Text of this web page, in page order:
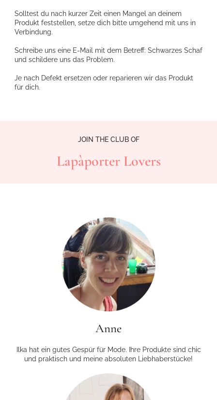
Solltest du nach kurzer Zeit einen Mangel an deinem
Produkt feststellen, setze dich bitte umgehend mit uns in
Verbindung.
Schreibe uns eine E-Mail mit dem Betreff: Schwarzes Schaf
und schildere uns das Problem.
Je nach Defekt ersetzen oder reparieren wir das Produkt
für dich.
JOIN THE CLUB OF
Lapàporter Lovers
Anne
Ilka hat ein gutes Gespür für Mode. Ihre Produkte sind chic
und praktisch und meine absoluten Liebhaberstücke!